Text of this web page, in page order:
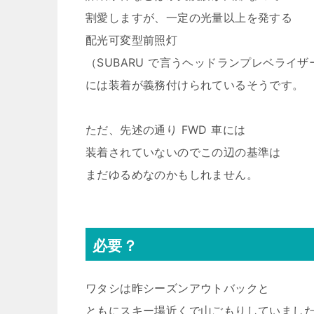
割愛しますが、一定の光量以上を発する
配光可変型前照灯
（SUBARU で言うヘッドランプレベライザ
には装着が義務付けられているそうです。
ただ、先述の通り FWD 車には
装着されていないのでこの辺の基準は
まだゆるめなのかもしれません。
必要？
ワタシは昨シーズンアウトバックと
ともにスキー場近くで山ごもりしていまし